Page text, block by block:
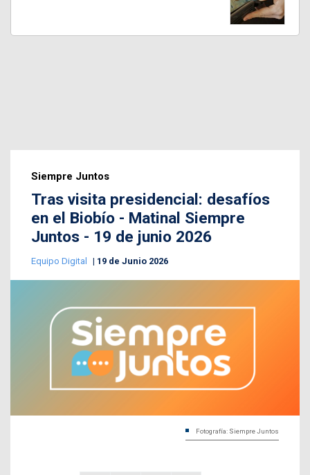
Siempre Juntos
Tras visita presidencial: desafíos
en el Biobío - Matinal Siempre
Juntos - 19 de junio 2026
Equipo Digital 19 de Junio 2026
Fotografía: Siempre Juntos